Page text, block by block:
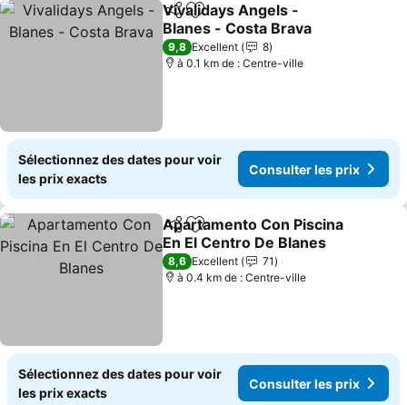
PartagerAjouter à mes favoris
Vivalidays Angels -
Blanes - Costa Brava
9,8 Excellent
8
à 0.1 km de : Centre-ville
Sélectionnez des dates pour voir
les prix exacts
Consulter les prix
PartagerAjouter à mes favoris
Apartamento Con Piscina
En El Centro De Blanes
8,6 Excellent
71
à 0.4 km de : Centre-ville
Sélectionnez des dates pour voir
les prix exacts
Consulter les prix